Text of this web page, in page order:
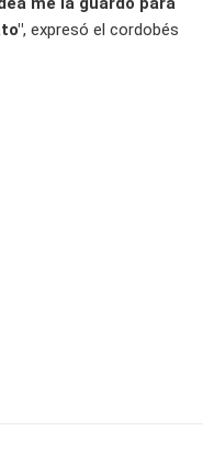
, expresó el cordobés